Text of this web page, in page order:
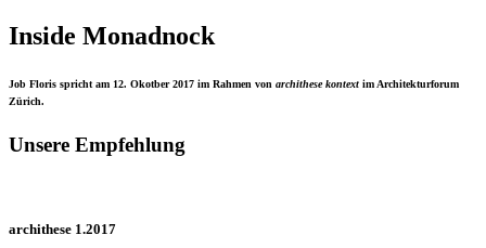
Inside Monadnock
Job Floris spricht am 12. Okotber 2017 im Rahmen von archithese kontext im Architekturforum
Zürich.
Unsere Empfehlung
archithese 1.2017